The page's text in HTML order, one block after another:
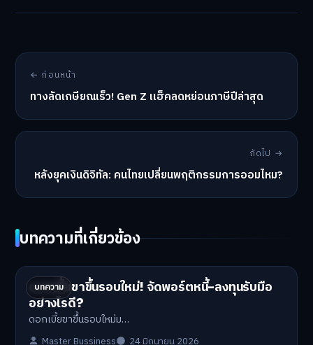
← ก่อนหน้า
ทางลัดเกษียณเร็ว! Gen Z แฮ็คลดหย่อนภาษีปีล่าสุด
ถัดไป →
หลังยุคเงินดิจิทัล: คนไทยเปลี่ยนพฤติกรรมการออมไหม?
บทความที่เกี่ยวข้อง
บทความ
ดอกเบี้ยขาขึ้นรอบใหม่! จัดพอร์ตหนี้-ลงทุนรับมือ
อย่างไรดี?
ดอกเบี้ยขาขึ้นรอบใหม่ม…
Master Bussiness 24 มิถุนายน 2026